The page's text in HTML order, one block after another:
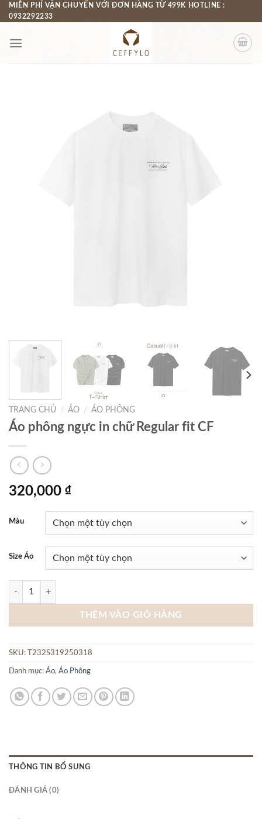
Chuyển
đến
dung
MIỄN PHÍ VẬN CHUYỂN VỚI ĐƠN HÀNG TỪ 499K HOTLINE :
0932292233
TRANG CHỦ / ÁO / ÁO PHÔNG
Áo phông ngực in chữ Regular fit CF
320,000 ₫
Màu
Size Áo
Áo phông ngực in chữ Regular fit CF số lượng
THÊM VÀO GIỎ HÀNG
SKU: T232S319250318
Danh mục: Áo, Áo Phông
THÔNG TIN BỔ SUNG
ĐÁNH GIÁ (0)